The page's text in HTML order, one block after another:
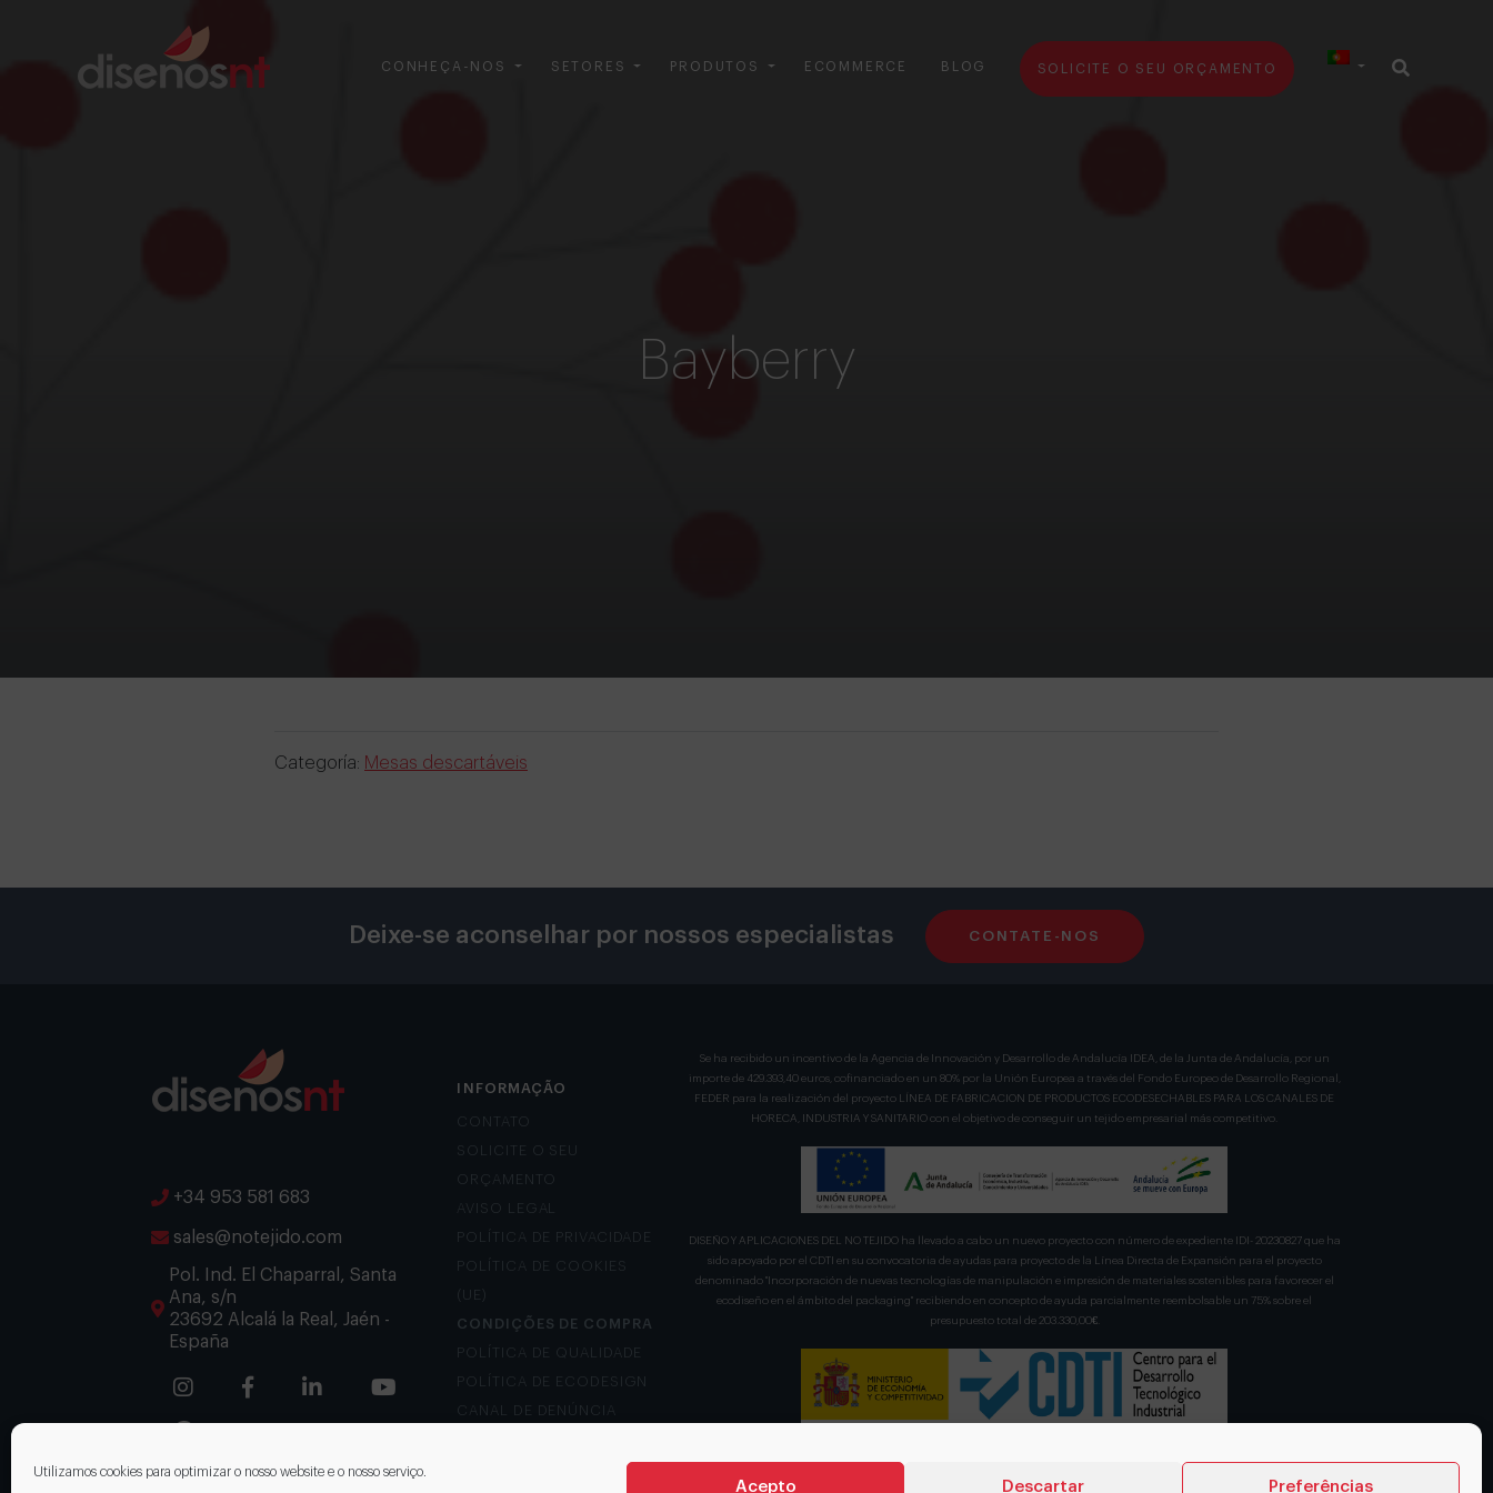
Utilizamos cookies para optimizar o nosso website e o nosso serviço.
Acepto Descartar Preferências
CONHEÇA-NOS SETORES PRODUTOS ECOMMERCE BLOG SOLICITE O SEU ORÇAMENTO
Bayberry
Categoría: Mesas descartáveis
Deixe-se aconselhar por nossos especialistas CONTATE-NOS
+34 953 581 683
sales@notejido.com
Pol. Ind. El Chaparral, Santa
Ana, s/n
23692 Alcalá la Real, Jaén -
España
INFORMAÇÃO
CONTATO
SOLICITE O SEU
ORÇAMENTO
AVISO LEGAL
POLÍTICA DE PRIVACIDADE
POLÍTICA DE COOKIES
CONDIÇÕES DE COMPRA
POLÍTICA DE QUALIDADE
POLÍTICA DE ECODESIGN
CANAL DE DENÚNCIA
Se ha recibido un incentivo de la Agencia de Innovación y Desarrollo de Andalucía IDEA, de la Junta de Andalucía, por un
importe de 429.393,40 euros, cofinanciado en un 80% por la Unión Europea a través del Fondo Europeo de Desarrollo Regional,
FEDER para la realización del proyecto LÍNEA DE FABRICACION DE PRODUCTOS ECODESECHABLES PARA LOS CANALES DE
HORECA, INDUSTRIA Y SANITARIO con el objetivo de conseguir un tejido empresarial más competitivo.
DISEÑO Y APLICACIONES DEL NO TEJIDO ha llevado a cabo un nuevo proyecto con número de expediente IDI- 20230827 que ha
sido apoyado por el CDTI en su convocatoria de ayudas para proyecto de la Línea Directa de Expansión para el proyecto
denominado "Incorporación de nuevas tecnologías de manipulación e impresión de materiales sostenibles para favorecer el
ecodiseño en el ámbito del packaging" recibiendo en concepto de ayuda parcialmente reembolsable un 75% sobre el
presupuesto total de 203.330,00€.